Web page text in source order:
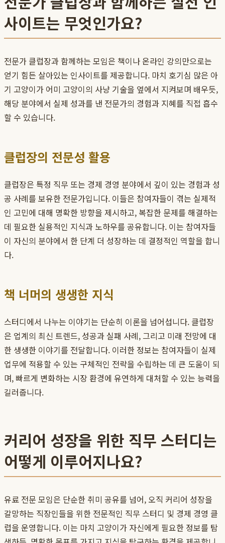
사이트는 무엇인가요?
전문가 클럽장과 함께하는 모임은 책이나 온라인 강의만으로는
얻기 힘든 살아있는 인사이트를 제공합니다. 마치 호기심 많은 아
기 고양이가 어미 고양이의 사냥 기술을 옆에서 지켜보며 배우듯,
해당 분야에서 실제 성과를 낸 전문가의 경험과 지혜를 직접 흡수
할 수 있습니다.
클럽장의 전문성 활용
클럽장은 특정 직무 또는 경제 경영 분야에서 깊이 있는 경험과 성
공 사례를 보유한 전문가입니다. 이들은 참여자들이 겪는 실제적
인 고민에 대해 명확한 방향을 제시하고, 복잡한 문제를 해결하는
데 필요한 실용적인 지식과 노하우를 공유합니다. 이는 참여자들
이 자신의 분야에서 한 단계 더 성장하는 데 결정적인 역할을 합니
다.
책 너머의 생생한 지식
스터디에서 나누는 이야기는 단순히 이론을 넘어섭니다. 클럽장
은 업계의 최신 트렌드, 성공과 실패 사례, 그리고 미래 전망에 대
한 생생한 이야기를 전달합니다. 이러한 정보는 참여자들이 실제
업무에 적용할 수 있는 구체적인 전략을 수립하는 데 큰 도움이 되
며, 빠르게 변화하는 시장 환경에 유연하게 대처할 수 있는 능력을
길러줍니다.
커리어 성장을 위한 직무 스터디는
어떻게 이루어지나요?
유료 전문 모임은 단순한 취미 공유를 넘어, 오직 커리어 성장을
갈망하는 직장인들을 위한 전문적인 직무 스터디 및 경제 경영 클
럽을 운영합니다. 이는 마치 고양이가 자신에게 필요한 정보를 탐